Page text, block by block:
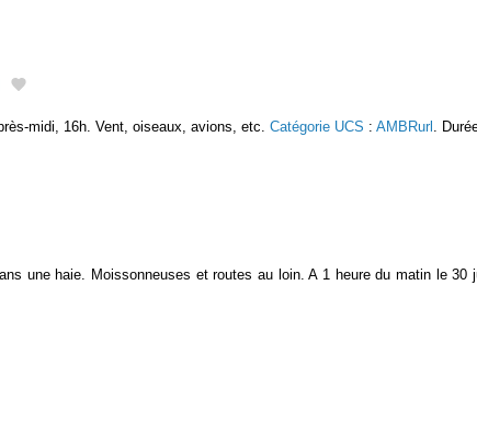
midi, 16h. Vent, oiseaux, avions, etc. Catégorie UCS : AMBRurl .
une haie. Moissonneuses et routes au loin. A 1 heure du matin le 30